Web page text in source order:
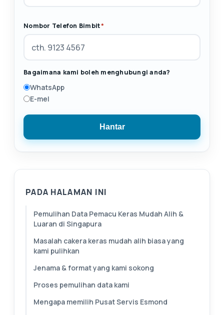
Nombor Telefon Bimbit*
Bagaimana kami boleh menghubungi anda?
WhatsApp
E-mel
Hantar
PADA HALAMAN INI
Pemulihan Data Pemacu Keras Mudah Alih &
Luaran di Singapura
Masalah cakera keras mudah alih biasa yang
kami pulihkan
Jenama & format yang kami sokong
Proses pemulihan data kami
Mengapa memilih Pusat Servis Esmond